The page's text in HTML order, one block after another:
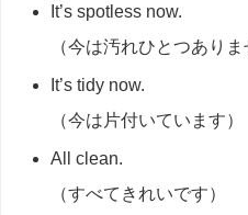
It’s spotless now.
（今は汚れひとつありま
It’s tidy now.
（今は片付いています）
All clean.
（すべてきれいです）